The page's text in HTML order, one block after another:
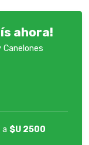
ahora!
a $U 2500